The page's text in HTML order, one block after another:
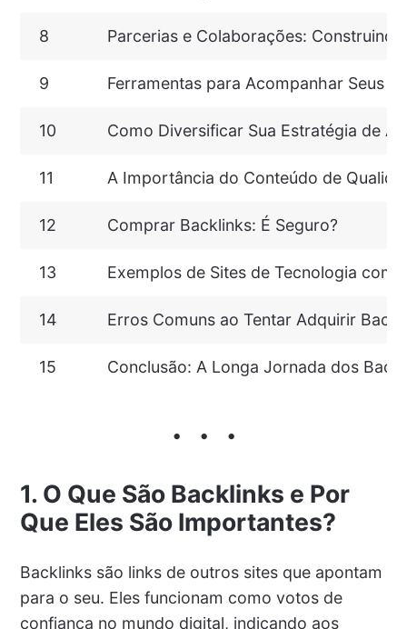
8 Parcerias e Colaborações:
9 Ferramentas para Acompanhar Seus
10 Como Diversificar Sua Estratégia de
11 A Importância do Conteúdo de
12 Comprar Backlinks: É Seguro?
13 Exemplos de Sites de Tecnologia com
14 Erros Comuns ao Tentar Adquirir
15 Conclusão: A Longa Jornada dos
1. O Que São Backlinks e Por
Que Eles São Importantes?
Backlinks são links de outros sites que apontam
para o seu. Eles funcionam como votos de
confiança no mundo digital, indicando aos